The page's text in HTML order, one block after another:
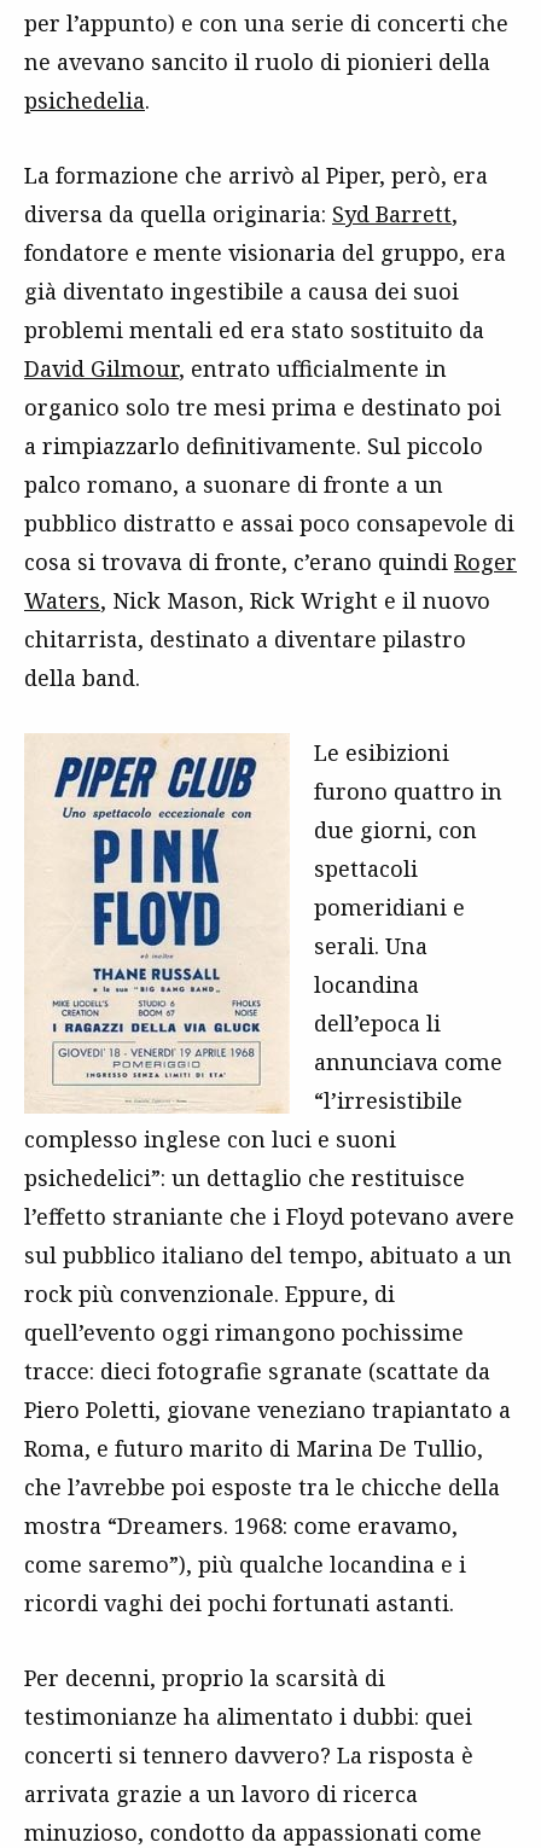
per l’appunto) e con una serie di concerti che
ne avevano sancito il ruolo di pionieri della
psichedelia.
La formazione che arrivò al Piper, però, era
diversa da quella originaria: Syd Barrett,
fondatore e mente visionaria del gruppo, era
già diventato ingestibile a causa dei suoi
problemi mentali ed era stato sostituito da
David Gilmour, entrato ufficialmente in
organico solo tre mesi prima e destinato poi
a rimpiazzarlo definitivamente. Sul piccolo
palco romano, a suonare di fronte a un
pubblico distratto e assai poco consapevole di
cosa si trovava di fronte, c’erano quindi Roger
Waters, Nick Mason, Rick Wright e il nuovo
chitarrista, destinato a diventare pilastro
della band.
Le esibizioni
furono quattro in
due giorni, con
spettacoli
pomeridiani e
serali. Una
locandina
dell’epoca li
annunciava come
“l’irresistibile
complesso inglese con luci e suoni
psichedelici”: un dettaglio che restituisce
l’effetto straniante che i Floyd potevano avere
sul pubblico italiano del tempo, abituato a un
rock più convenzionale. Eppure, di
quell’evento oggi rimangono pochissime
tracce: dieci fotografie sgranate (scattate da
Piero Poletti, giovane veneziano trapiantato a
Roma, e futuro marito di Marina De Tullio,
che l’avrebbe poi esposte tra le chicche della
mostra “Dreamers. 1968: come eravamo,
come saremo”), più qualche locandina e i
ricordi vaghi dei pochi fortunati astanti.
Per decenni, proprio la scarsità di
testimonianze ha alimentato i dubbi: quei
concerti si tennero davvero? La risposta è
arrivata grazie a un lavoro di ricerca
minuzioso, condotto da appassionati come